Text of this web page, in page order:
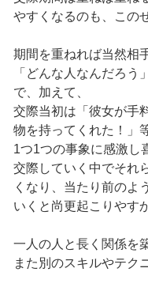
やすくなるのも、この
期間を重ねれば当然相
「どんな人なんだろ
で、加えて、
交際当初は「彼女が手
物を持ってくれた！」等
1つ1つの事象に感激し
交際していく中でそれ
くなり、当たり前のよ
いくと尚更起こりやす
一人の人と長く関係を
また別のスキルやテク